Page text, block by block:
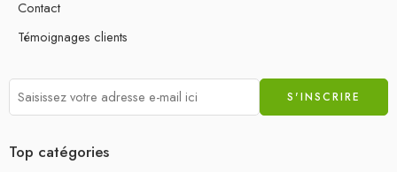
Contact
Témoignages clients
Top catégories